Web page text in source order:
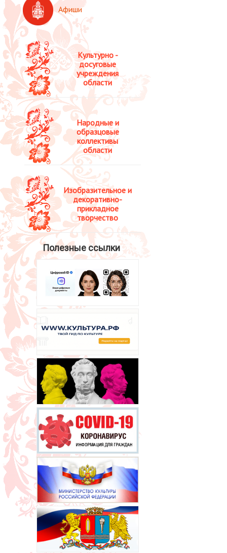
Культурно -
досуговые
учреждения
области
Народные и
образцовые
коллективы
области
Изобразительное и
декоративно-
прикладное
творчество
Полезные ссылки
Афиши